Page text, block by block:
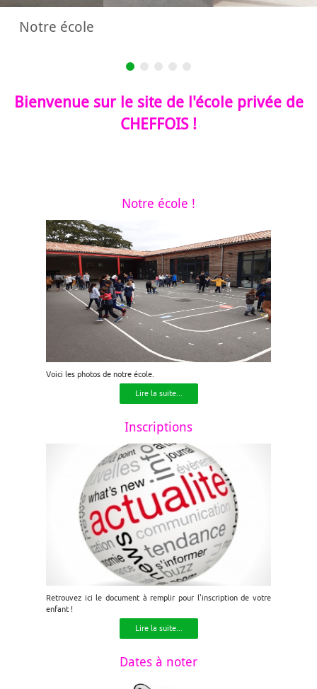
Notre école
Bienvenue sur le site de l'école privée de
CHEFFOIS !
Notre école !
Voici les photos de notre école.
Lire la suite...
Inscriptions
Retrouvez ici le document à remplir pour l'inscription de votre
enfant !
Lire la suite...
Dates à noter